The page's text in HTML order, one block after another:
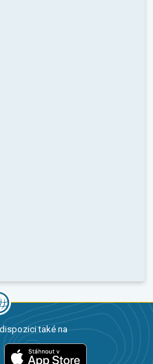
také na